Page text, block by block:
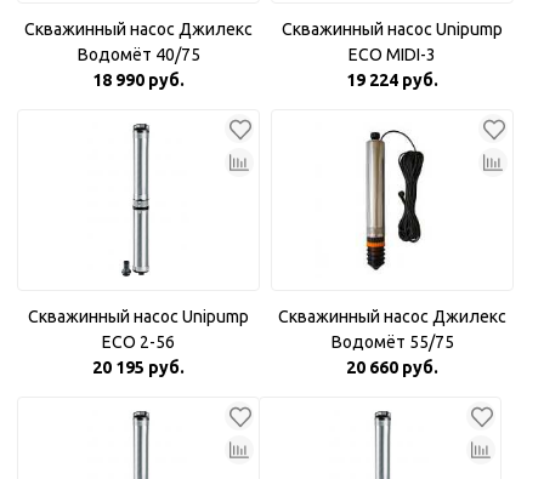
Скважинный насос Джилекс
Водомёт 40/75
18 990 руб.
Скважинный насос Unipump
ECO MIDI-3
19 224 руб.
Скважинный насос Unipump
ECO 2-56
20 195 руб.
Скважинный насос Джилекс
Водомёт 55/75
20 660 руб.